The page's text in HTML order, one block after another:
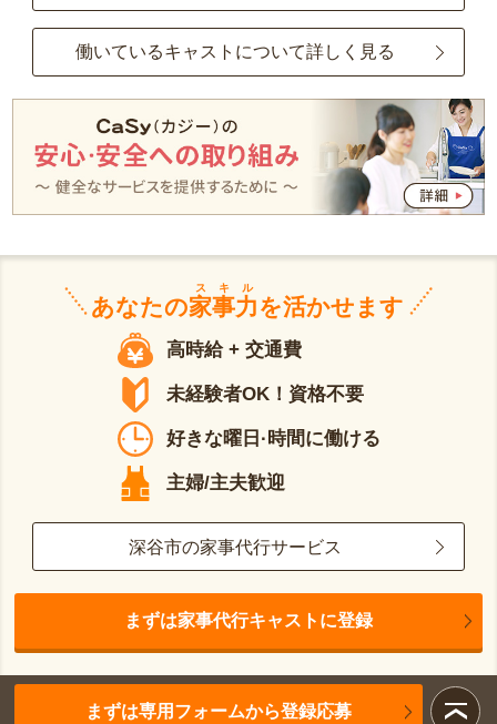
働いているキャストについて詳しく見る
あなたの家事力
スキル
を活かせます
高時給 + 交通費
未経験者OK！資格不要
好きな曜日·時間に働ける
主婦/主夫歓迎
深谷市の家事代行サービス
まずは家事代行キャストに登録
まずは専用フォームから登録応募